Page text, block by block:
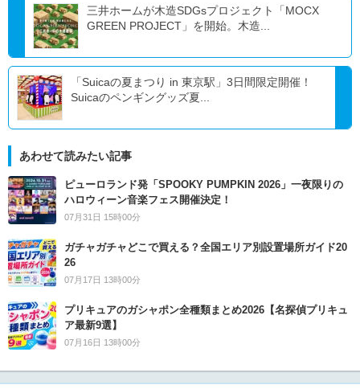
三井ホームが木造SDGsプロジェクト「MOCX
GREEN PROJECT」を開始。木造...
「Suicaの夏まつり in 東京駅」3日間限定開催！
Suicaのペンギングッズ夏...
あわせて読みたい記事
ピューロランド発「SPOOKY PUMPKIN 2026」一夜限りの
ハロウィーン音楽フェス開催決定！
07月31日 15時00分
ガチャガチャどこで買える？全国エリア別設置場所ガイド20
26
07月17日 13時00分
プリキュアのガシャポン全種類まとめ2026【名探偵プリキュ
ア最新9選】
07月16日 13時00分